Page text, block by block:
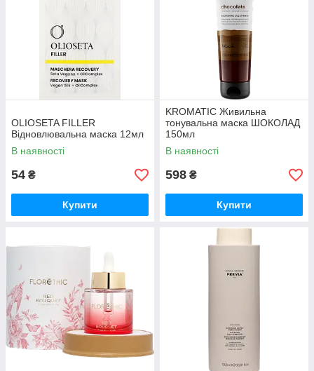
OLIOSETA FILLER
Відновлювальна маска 12мл
В наявності
54 ₴
Купити
KROMATIC Живильна
тонувальна маска ШОКОЛАД
150мл
В наявності
598 ₴
Купити